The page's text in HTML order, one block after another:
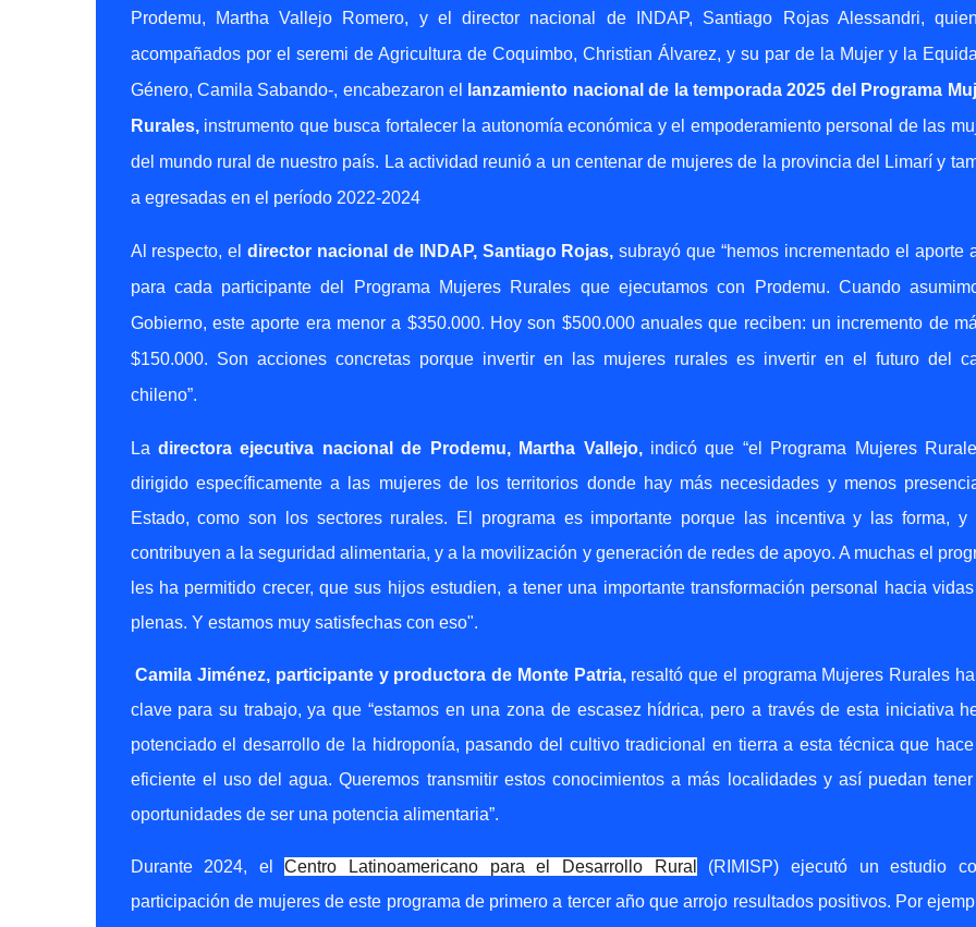
Prodemu, Martha Vallejo Romero, y el director nacional de INDAP, Santiago Rojas Alessandri,
acompañados por el seremi de Agricultura de Coquimbo, Christian Álvarez, y su par de la Mujer y la
Género, Camila Sabando-, encabezaron el
lanzamiento nacional de la temporada 2025 del Programa
Rurales,instrumento que busca fortalecer la autonomía económica y el empoderamiento personal de las
del mundo rural de nuestro país. La actividad reunió a un centenar de mujeres de la provincia del Limarí y
a egresadas en el período 2022-2024
Al respecto, eldirector nacional de INDAP, Santiago Rojas, subrayó que “hemos incrementado el aporte
para cada participante del Programa Mujeres Rurales que ejecutamos con Prodemu. Cuando
Gobierno, este aporte era menor a $350.000. Hoy son $500.000 anuales que reciben: un incremento de
$150.000. Son acciones concretas porque invertir en las mujeres rurales es invertir en el futuro del
chileno”.
La directora ejecutiva nacional de Prodemu, Martha Vallejo,indicó que “el
Programa Mujeres
dirigido específicamente a las mujeres de los territorios donde hay más necesidades y menos
Estado, como son los sectores rurales. El programa es importante porque las incentiva y las forma, y
contribuyen a la seguridad alimentaria, y a la movilización y generación de redes de apoyo. A muchas el
les ha permitido crecer, que sus hijos estudien, a tener una importante transformación personal hacia
plenas. Y estamos muy satisfechas con eso".
Camila Jiménez, participante y productora de Monte Patria,resaltó que el programa Mujeres Rurales
clave para su trabajo, ya que “estamos en una zona de escasez hídrica, pero a través de esta iniciativa
potenciado el desarrollo de la hidroponía, pasando del cultivo tradicional en tierra a esta técnica que
eficiente el uso del agua. Queremos transmitir estos conocimientos a más localidades y así puedan
oportunidades de ser una potencia alimentaria”.
Durante 2024, elCentro Latinoamericano para el Desarrollo Rural
(RIMISP) ejecutó un estudio
participación de mujeres de este programa de primero a tercer año que arrojo resultados positivos. Por